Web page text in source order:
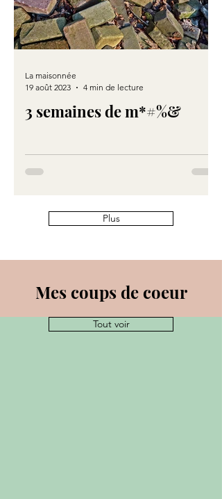
3 semaines de m*#%&
La maisonnée
19 août 2023
4 min de lecture
Plus
Mes coups de coeur
Tout voir